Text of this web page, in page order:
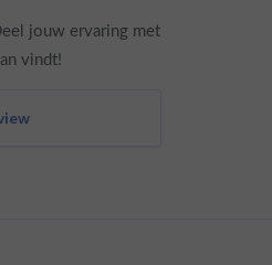
jouw ervaring met
vindt!